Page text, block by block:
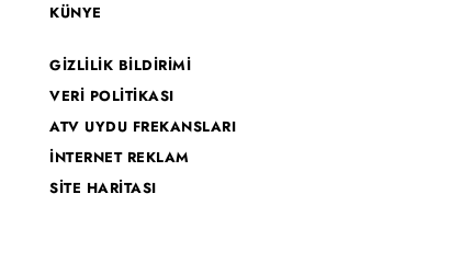
KÜNYE
GİZLİLİK BİLDİRİMİ
VERİ POLİTİKASI
ATV UYDU FREKANSLARI
İNTERNET REKLAM
SİTE HARİTASI